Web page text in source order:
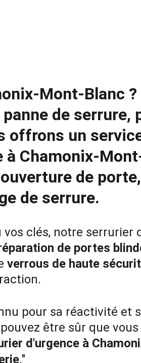
Mont-Blanc
panne de serrure,
offrons un
à Chamonix-
ouverture de porte
de serrure.
clés, notre serrurier
de portes
verrous de haute
pour sa réactivité et
être sûr que
d'urgence à
."